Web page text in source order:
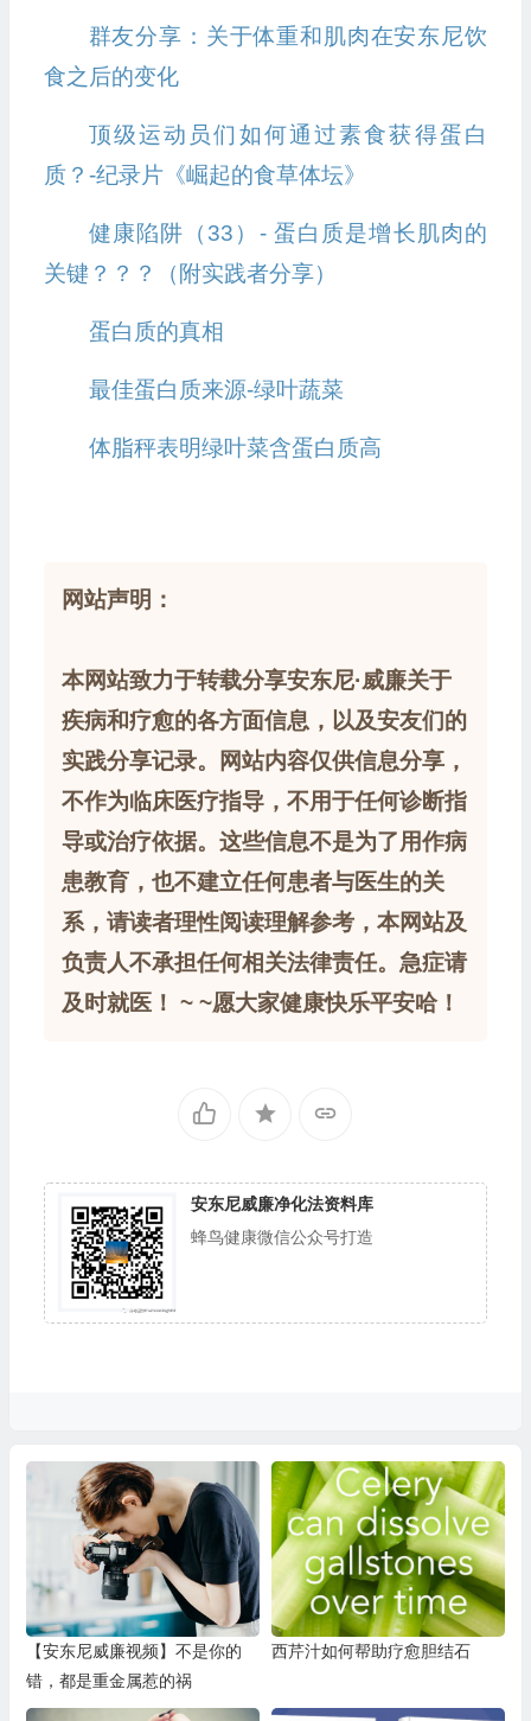
群友分享：关于体重和肌肉在安东尼饮
食之后的变化
顶级运动员们如何通过素食获得蛋白
质？-纪录片《崛起的食草体坛》
健康陷阱（33）- 蛋白质是增长肌肉的
关键？？？（附实践者分享）
蛋白质的真相
最佳蛋白质来源-绿叶蔬菜
体脂秤表明绿叶菜含蛋白质高
网站声明：
本网站致力于转载分享安东尼·威廉关于
疾病和疗愈的各方面信息，以及安友们的
实践分享记录。网站内容仅供信息分享，
不作为临床医疗指导，不用于任何诊断指
导或治疗依据。这些信息不是为了用作病
患教育，也不建立任何患者与医生的关
系，请读者理性阅读理解参考，本网站及
负责人不承担任何相关法律责任。急症请
及时就医！ ~ ~愿大家健康快乐平安哈！
安东尼威廉净化法资料库
蜂鸟健康微信公众号打造
【安东尼威廉视频】不是你的
错，都是重金属惹的祸
西芹汁如何帮助疗愈胆结石